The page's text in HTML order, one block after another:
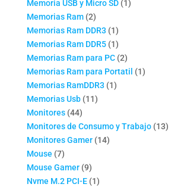
productos
Memoria USB y Micro SD 11
Memorias Ram 22
productos
Memorias Ram DDR3 11
producto
Memorias Ram DDR5 11
producto
Memorias Ram para PC 22
productos
Memorias Ram para Portatil 11
Memorias RamDDR3 11
Memorias Usb 1111
Monitores 4444
productos
Monitores de Consumo y Trabajo 1313
Monitores Gamer 1414
Mouse 77
productos
Mouse Gamer 99
productos
Nvme M.2 PCI-E 11